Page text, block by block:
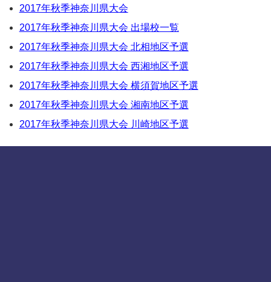
2017年秋季神奈川県大会
2017年秋季神奈川県大会 出場校一覧
2017年秋季神奈川県大会 北相地区予選
2017年秋季神奈川県大会 西湘地区予選
2017年秋季神奈川県大会 横須賀地区予選
2017年秋季神奈川県大会 湘南地区予選
2017年秋季神奈川県大会 川崎地区予選